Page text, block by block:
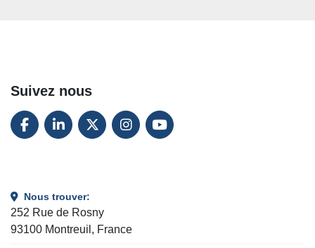
Suivez nous
FACEBOOK
LINKEDINTWITTERINSTAGRAM
YOUTUBE
Nous trouver:
252 Rue de Rosny
93100 Montreuil, France